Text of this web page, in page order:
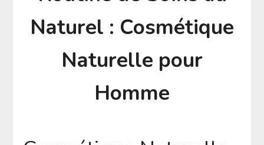
Naturel : Cosmétique
Naturelle pour
Homme